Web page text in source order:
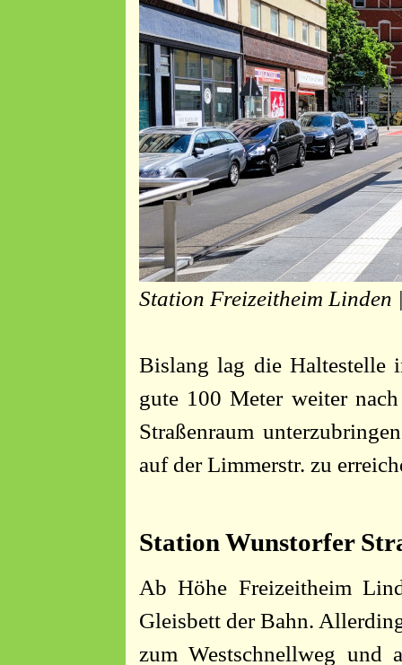
Station Freizeitheim
Bislang lag die Haltestelle
gute 100 Meter weiter
Straßenraum
auf der Limmerstr. zu
Station Wunstorfer
Ab Höhe Freizeitheim
Gleisbett der Bahn.
zum Westschnellweg